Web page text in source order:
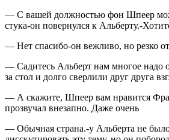
— С вашей должностью фон Шпеер
стука-он повернулся к Альберту.-
— Нет спасибо-он вежливо, но резко
— Садитесь Альберт нам многое надо
за стол и долго сверлили друг друга
— А скажите, Шпеер вам нравится
прозвучал внезапно. Даже очень
— Обычная страна.-у Альберта не